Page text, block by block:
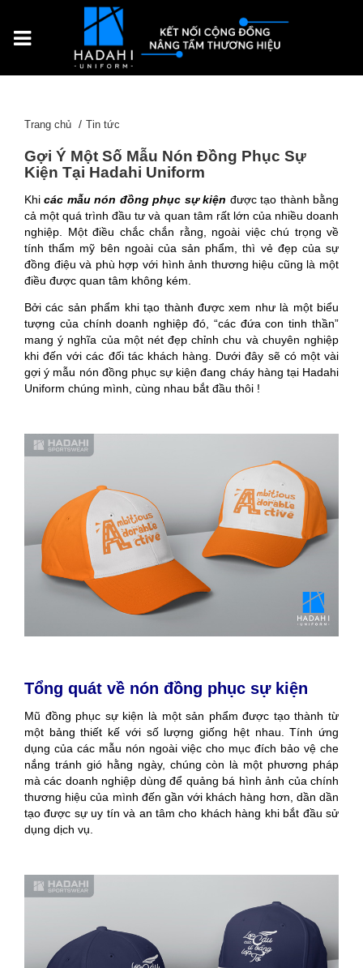
Trang chủ Tin tức
Gợi Ý Một Số Mẫu Nón Đồng Phục Sự
Kiện Tại Hadahi Uniform
Khicác mẫu nón đồng phục sự kiện được tạo thành bằng
cả một quá trình đầu tư và quan tâm rất lớn của nhiều doanh
nghiệp. Một điều chắc chắn rằng, ngoài việc chú trọng về
tính thẩm mỹ bên ngoài của sản phẩm, thì vẻ đẹp của sự
đồng điệu và phù hợp với hình ảnh thương hiệu cũng là một
điều được quan tâm không kém.
Bởi các sản phẩm khi tạo thành được xem như là một biểu
tượng của chính doanh nghiệp đó, “các đứa con tinh thần”
mang ý nghĩa của một nét đẹp chỉnh chu và chuyên nghiệp
khi đến với các đối tác khách hàng. Dưới đây sẽ có một vài
gợi ý mẫu nón đồng phục sự kiện đang cháy hàng tại Hadahi
Uniform chúng mình, cùng nhau bắt đầu thôi !
Tổng quát về nón đồng phục sự kiện
Mũ đồng phục sự kiện là một sản phẩm được tạo thành từ
một bảng thiết kế với số lượng giống hệt nhau. Tính ứng
dụng của các mẫu nón ngoài việc cho mục đích bảo vệ che
nắng tránh gió hằng ngày, chúng còn là một phương pháp
mà các doanh nghiệp dùng để quảng bá hình ảnh của chính
thương hiệu của mình đến gần với khách hàng hơn, dần dần
tạo được sự uy tín và an tâm cho khách hàng khi bắt đầu sử
dụng dịch vụ.